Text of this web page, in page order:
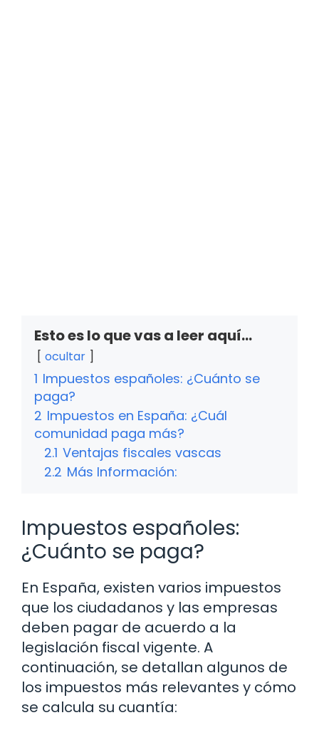
Esto es lo que vas a leer aquí...
ocultar
1 Impuestos españoles: ¿Cuánto se
paga?
2 Impuestos en España: ¿Cuál
comunidad paga más?
2.1 Ventajas fiscales vascas
2.2 Más Información:
Impuestos españoles:
¿Cuánto se paga?
En España, existen varios impuestos
que los ciudadanos y las empresas
deben pagar de acuerdo a la
legislación fiscal vigente. A
continuación, se detallan algunos de
los impuestos más relevantes y cómo
se calcula su cuantía: